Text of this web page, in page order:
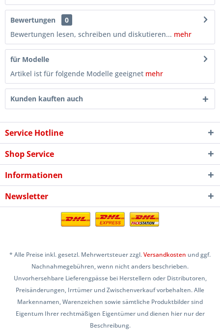
Bewertungen
0
Bewertungen lesen, schreiben und diskutieren... mehr
für Modelle
Artikel ist für folgende Modelle geeignet mehr
Kunden kauften auch
Service Hotline
Shop Service
Informationen
Newsletter
* Alle Preise inkl. gesetzl. Mehrwertsteuer zzgl.Versandkosten und ggf.
Nachnahmegebühren, wenn nicht anders beschrieben.
Unvorhersehbare Lieferengpässe bei Herstellern oder Distributoren,
Preisänderungen, Irrtümer und Zwischenverkauf vorbehalten. Alle
Markennamen, Warenzeichen sowie sämtliche Produktbilder sind
Eigentum Ihrer rechtmäßigen Eigentümer und dienen hier nur der
Beschreibung.